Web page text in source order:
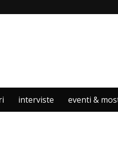
interviste eventi &